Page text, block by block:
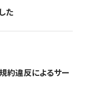
た
約違反によるサー